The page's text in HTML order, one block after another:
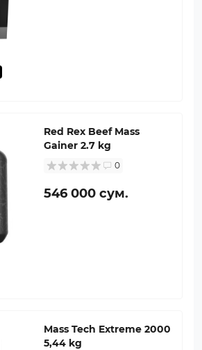
Red Rex Beef Mass
Gainer 2.7 kg
0
546 000 сум.
Mass Tech Extreme 2000
5,44 kg